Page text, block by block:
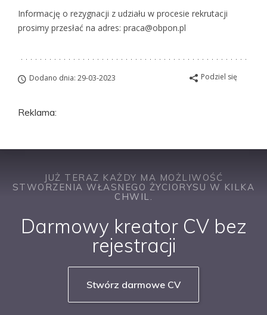
Informację o rezygnacji z udziału w procesie rekrutacji
prosimy przesłać na adres: praca@obpon.pl
Dodano dnia: 29-03-2023 Podziel się
Reklama:
JUŻ TERAZ KAŻDY MA MOŻLIWOŚĆ
STWORZENIA WŁASNEGO ŻYCIORYSU W KILKA
CHWIL.
Darmowy kreator CV bez
rejestracji
Stwórz darmowe CV